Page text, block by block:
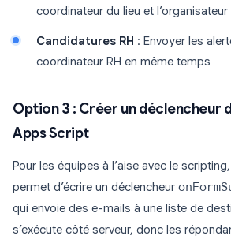
coordinateur du lieu et l’organisateur
Candidatures RH : Envoyer les
coordinateur RH en même temps
Option 3 : Créer un déclencheur
Apps Script
Pour les équipes à l’aise avec le
permet d’écrire un déclencheur
qui envoie des e-mails à une liste de
s’exécute côté serveur, donc les